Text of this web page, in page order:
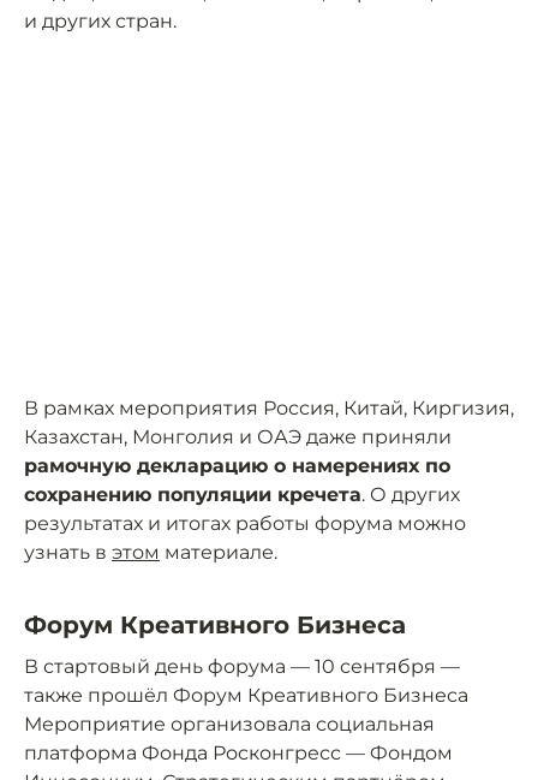
и других стран.
В рамках мероприятия Россия, Китай, Киргизия,
Казахстан, Монголия и ОАЭ даже приняли
рамочную декларацию о намерениях по
сохранению популяции кречета. О других
результатах и итогах работы форума можно
узнать в этом материале.
Форум Креативного Бизнеса
В стартовый день форума — 10 сентября —
также прошёл Форум Креативного Бизнеса
Мероприятие организовала социальная
платформа Фонда Росконгресс — Фондом